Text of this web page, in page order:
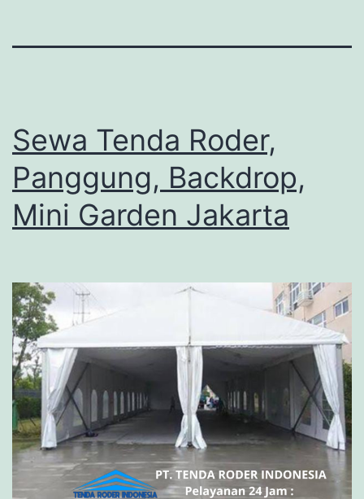
Sewa Tenda Roder,
Panggung, Backdrop,
Mini Garden Jakarta